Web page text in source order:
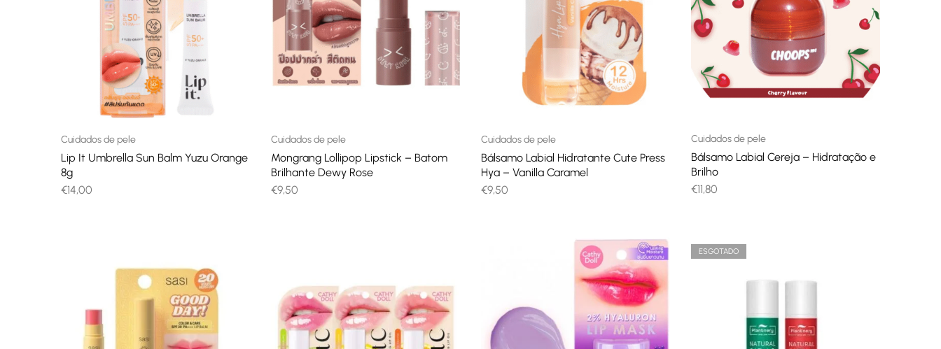
Cuidados de pele
Lip It Umbrella Sun Balm Yuzu Orange
8g
€14,00
Cuidados de pele
Mongrang Lollipop Lipstick – Batom
Brilhante Dewy Rose
€9,50
Cuidados de pele
Bálsamo Labial Hidratante Cute Press
Hya – Vanilla Caramel
€9,50
Cuidados de pele
Bálsamo Labial Cereja – Hidratação e
Brilho
€11,80
ESGOTADO